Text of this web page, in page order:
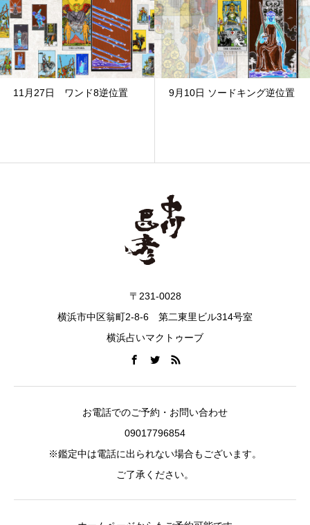
11月27日 ワンド8逆位置 9月10日 ソードキング逆位置
〒231-0028
横浜市中区翁町2-8-6 第二東里ビル314号室
横浜占いマクトゥーブ
お電話でのご予約・お問い合わせ
09017796854
※鑑定中は電話に出られない場合もございます。
ご了承ください。